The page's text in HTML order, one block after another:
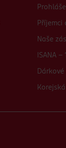
Příjemci
Naše
ISANA